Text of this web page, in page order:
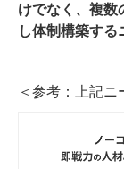
けでなく、複数
し体制構築する
＜参考：上記ニ